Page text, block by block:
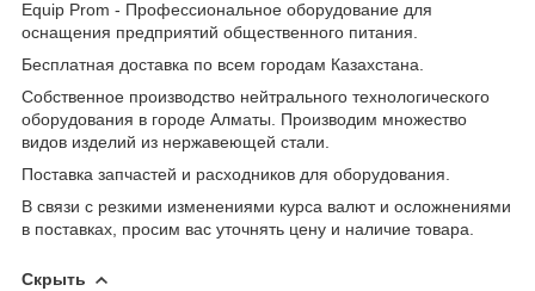
Equip Prom - Профессиональное оборудование для
оснащения предприятий общественного питания.
Бесплатная доставка по всем городам Казахстана.
Собственное производство нейтрального технологического
оборудования в городе Алматы. Производим множество
видов изделий из нержавеющей стали.
Поставка запчастей и расходников для оборудования.
В связи с резкими изменениями курса валют и осложнениями
в поставках, просим вас уточнять цену и наличие товара.
Скрыть